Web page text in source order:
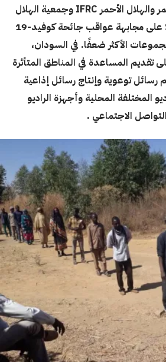
لجمعيات الصليب الأحمر والهلال الأحمر IFRC وجمعية الهلال
الأحمر السوداني SRCS على مجابهة عواقب جائحة كوفيد-19
الأكثر ضعفًا. في السودان،
تقديم المساعدة في المناطق المتأثرة
رسائل توعوية وإنتاج رسائل إذاعية
المختلفة المحلية وأجهزة الراديو
الاجتماعي .